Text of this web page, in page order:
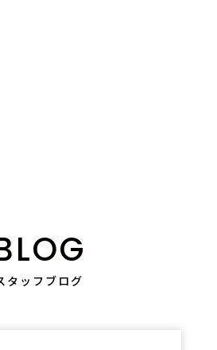
タッフブログ